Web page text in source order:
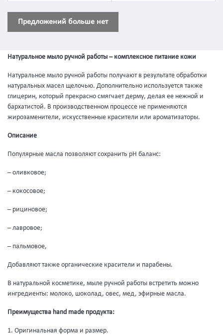
Предложений больше нет
Натуральное мыло ручной работы – комплексное питание кожи
Натуральное мыло ручной работы получают в результате обработки
натуральных масел щелочью. Дополнительно используется также
глицерин, который прекрасно смягчает дерму, делая ее нежной и
бархатистой. В производственном процессе не применяются
жирозаменители, искусственные красители или ароматизаторы.
Описание
Популярные масла позволяют сохранить рН баланс:
– оливковое;
– кокосовое;
– рициновое;
– лавровое;
– пальмовое,
Добавляют также органические красители и парабены.
В натуральной косметике, мыле ручной работы встретить можно
ингредиенты: молоко, шоколад, овес, мед, эфирные масла.
Преимущества hand made продукта:
1. Оригинальная форма и размер.